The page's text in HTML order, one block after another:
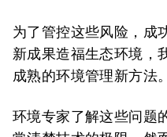
为了管控这些风险，成
新成果造福生态环境，
成熟的环境管理新方法。
环境专家了解这些问题